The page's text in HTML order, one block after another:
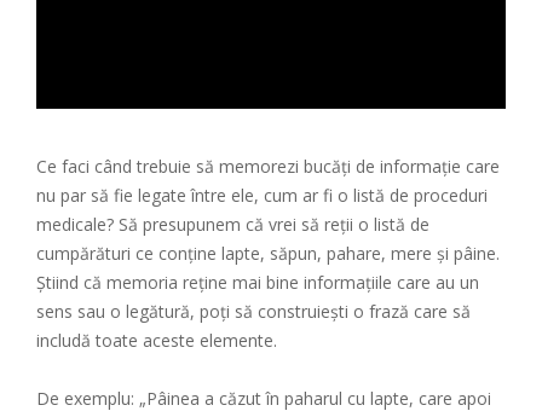
Ce faci când trebuie să memorezi bucăți de informație care
nu par să fie legate între ele, cum ar fi o listă de proceduri
medicale? Să presupunem că vrei să reții o listă de
cumpărături ce conține lapte, săpun, pahare, mere și pâine.
Știind că memoria reține mai bine informațiile care au un
sens sau o legătură, poți să construiești o frază care să
includă toate aceste elemente.
De exemplu: „Pâinea a căzut în paharul cu lapte, care apoi